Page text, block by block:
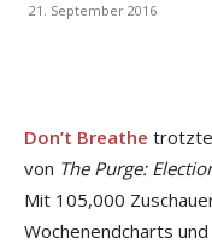
21. September 2016
Don’t Breathe trotzte
von The Purge:
Mit 105,000
Wochenendcharts